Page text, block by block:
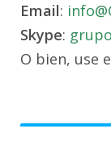
Email:
Skype:
O bien, use